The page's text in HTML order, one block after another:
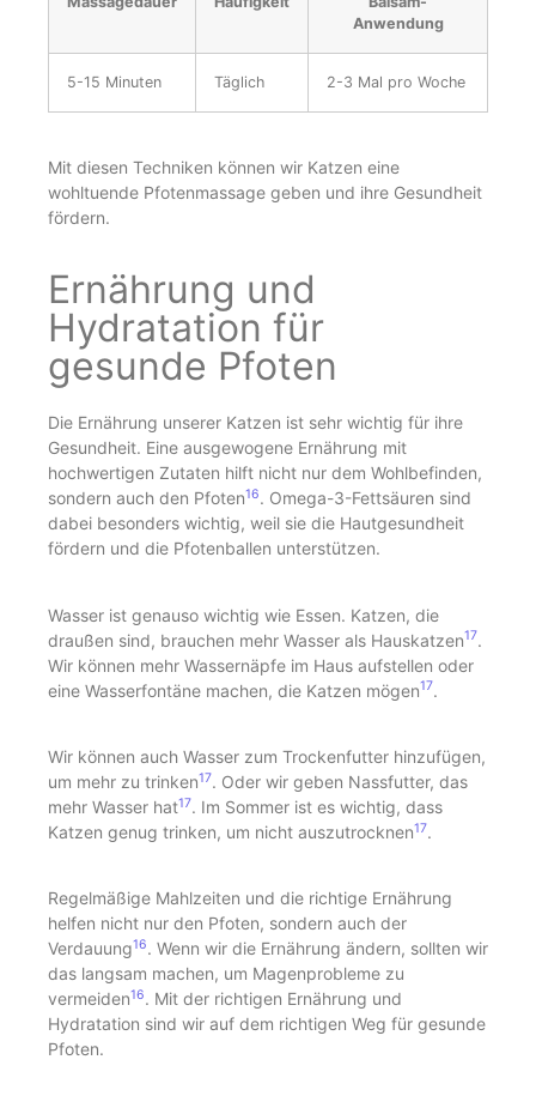
Anwendung
5-15 Minuten Täglich 2-3 Mal pro Woche
Mit diesen Techniken können wir Katzen eine
wohltuende Pfotenmassage geben und ihre Gesundheit
fördern.
Ernährung und
Hydratation für
gesunde Pfoten
Die Ernährung unserer Katzen ist sehr wichtig für ihre
Gesundheit. Eine ausgewogene Ernährung mit
hochwertigen Zutaten hilft nicht nur dem Wohlbefinden,
sondern auch den Pfoten16. Omega-3-Fettsäuren sind
dabei besonders wichtig, weil sie die Hautgesundheit
fördern und die Pfotenballen unterstützen.
Wasser ist genauso wichtig wie Essen. Katzen, die
draußen sind, brauchen mehr Wasser als Hauskatzen17.
Wir können mehr Wassernäpfe im Haus aufstellen oder
eine Wasserfontäne machen, die Katzen mögen17.
Wir können auch Wasser zum Trockenfutter hinzufügen,
um mehr zu trinken17. Oder wir geben Nassfutter, das
mehr Wasser hat17. Im Sommer ist es wichtig, dass
Katzen genug trinken, um nicht auszutrocknen17.
Regelmäßige Mahlzeiten und die richtige Ernährung
helfen nicht nur den Pfoten, sondern auch der
Verdauung16. Wenn wir die Ernährung ändern, sollten wir
das langsam machen, um Magenprobleme zu
vermeiden16. Mit der richtigen Ernährung und
Hydratation sind wir auf dem richtigen Weg für gesunde
Pfoten.